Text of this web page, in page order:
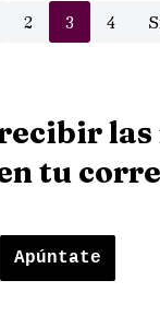
2 3 4
las
tu